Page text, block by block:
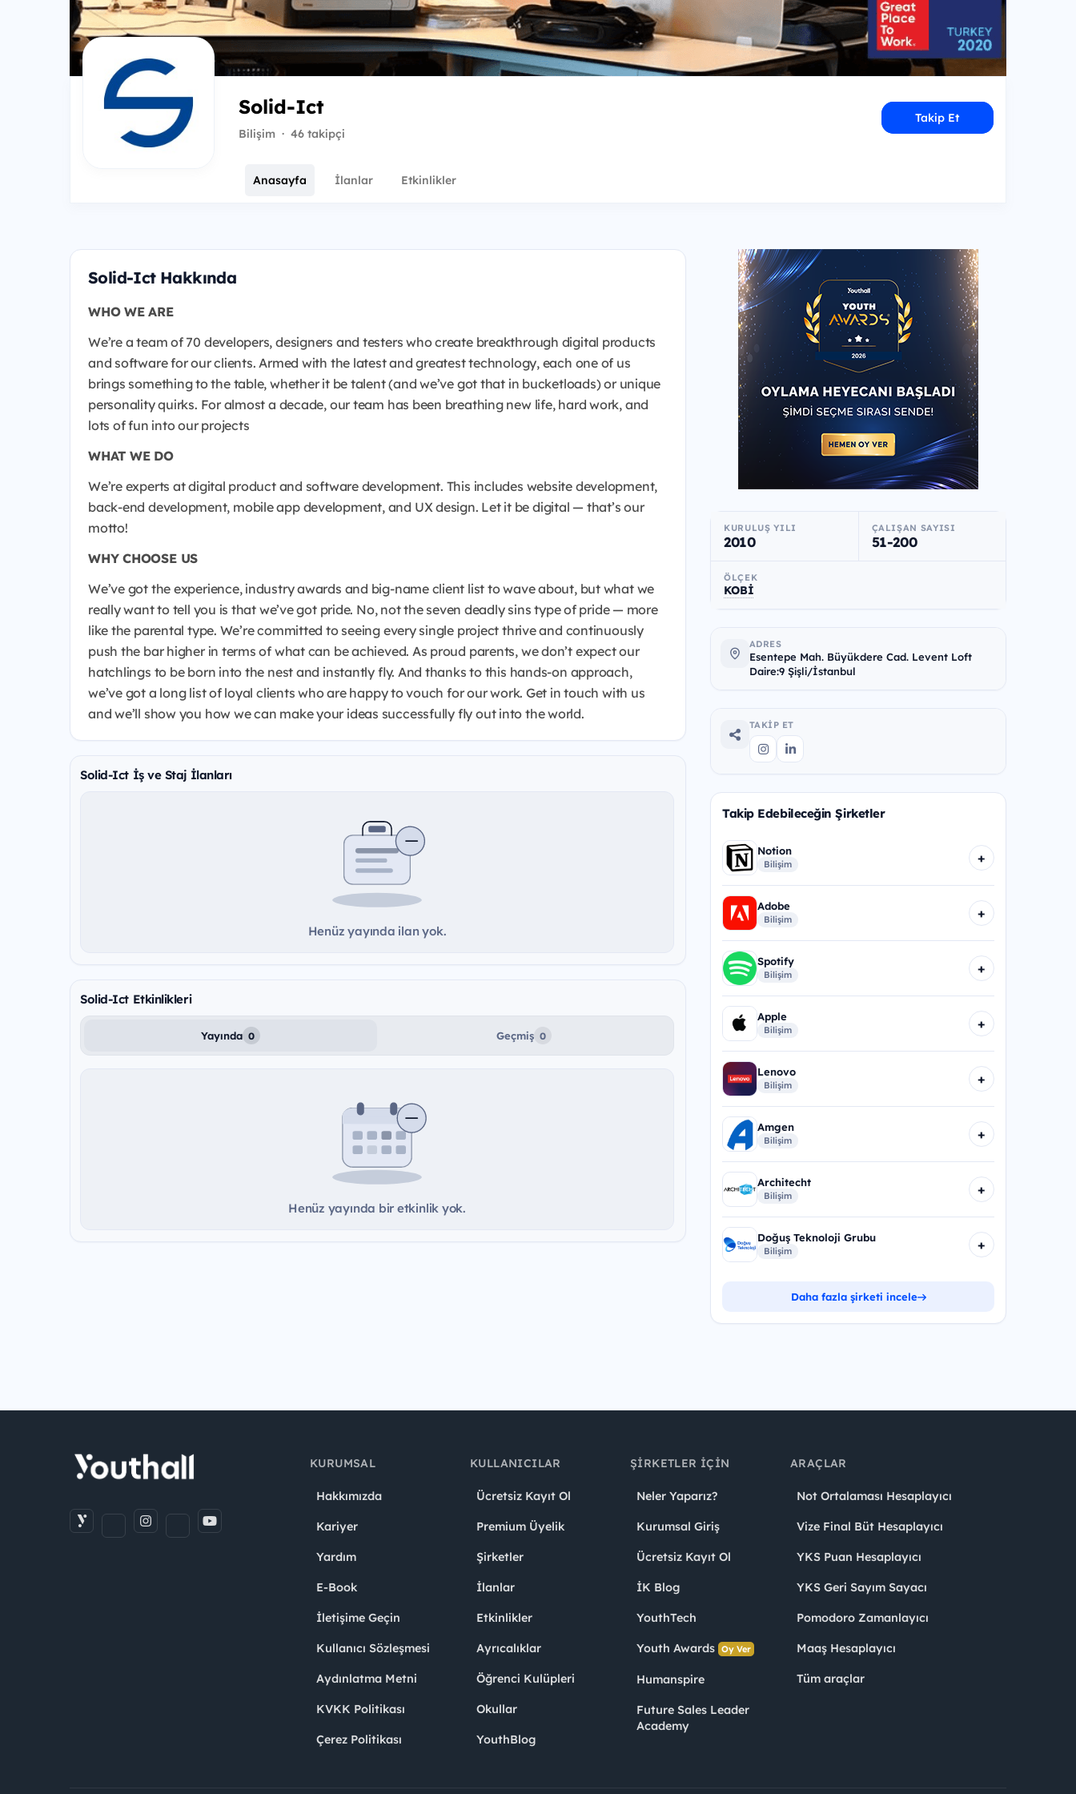
Solid-Ict
Bilişim · 46 takipçi
Takip Et
Anasayfa İlanlar Etkinlikler
Solid-Ict Hakkında
WHO WE ARE
We’re a team of 70 developers, designers and testers who create breakthrough digital products
and software for our clients. Armed with the latest and greatest technology, each one of us
brings something to the table, whether it be talent (and we’ve got that in bucketloads) or unique
personality quirks. For almost a decade, our team has been breathing new life, hard work, and
lots of fun into our projects
WHAT WE DO
We’re experts at digital product and software development. This includes website development,
back-end development, mobile app development, and UX design. Let it be digital — that’s our
motto!
WHY CHOOSE US
We’ve got the experience, industry awards and big-name client list to wave about, but what we
really want to tell you is that we’ve got pride. No, not the seven deadly sins type of pride — more
like the parental type. We’re committed to seeing every single project thrive and continuously
push the bar higher in terms of what can be achieved. As proud parents, we don’t expect our
hatchlings to be born into the nest and instantly fly. And thanks to this hands-on approach,
we’ve got a long list of loyal clients who are happy to vouch for our work. Get in touch with us
and we’ll show you how we can make your ideas successfully fly out into the world.
Solid-Ict İş ve Staj İlanları
Henüz yayında ilan yok.
Solid-Ict Etkinlikleri
Yayında 0 Geçmiş 0
Henüz yayında bir etkinlik yok.
KURULUŞ YILI
2010
ÇALIŞAN SAYISI
51-200
ÖLÇEK
KOBİ
ADRES
Esentepe Mah. Büyükdere Cad. Levent Loft
Daire:9 Şişli/İstanbul
TAKIP ET
Takip Edebileceğin Şirketler
Notion
Bilişim +
Adobe
Bilişim +
Spotify
Bilişim +
Apple
Bilişim +
Lenovo
Bilişim +
Amgen
Bilişim +
Architecht
Bilişim +
Doğuş Teknoloji Grubu
Bilişim +
Daha fazla şirketi incele
KURUMSAL
Hakkımızda
Kariyer
Yardım
E-Book
İletişime Geçin
Kullanıcı Sözleşmesi
Aydınlatma Metni
KVKK Politikası
Çerez Politikası
KULLANICILAR
Ücretsiz Kayıt Ol
Premium Üyelik
Şirketler
İlanlar
Etkinlikler
Ayrıcalıklar
Öğrenci Kulüpleri
Okullar
YouthBlog
ŞIRKETLER İÇIN
Neler Yaparız?
Kurumsal Giriş
Ücretsiz Kayıt Ol
İK Blog
YouthTech
Youth Awards Oy Ver
Humanspire
Future Sales Leader
Academy
ARAÇLAR
Not Ortalaması Hesaplayıcı
Vize Final Büt Hesaplayıcı
YKS Puan Hesaplayıcı
YKS Geri Sayım Sayacı
Pomodoro Zamanlayıcı
Maaş Hesaplayıcı
Tüm araçlar